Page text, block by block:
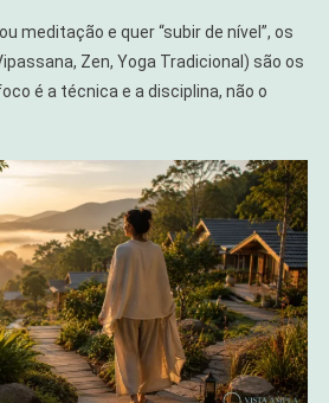
meditação e quer “subir de nível”, os
Zen, Yoga Tradicional) são os
é a técnica e a disciplina, não o